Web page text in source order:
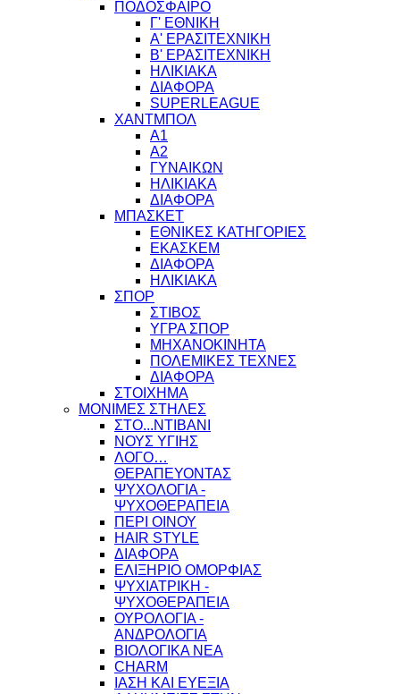
ΠΟΔΟΣΦΑΙΡΟ
Γ' ΕΘΝΙΚΗ
Α' ΕΡΑΣΙΤΕΧΝΙΚΗ
Β' ΕΡΑΣΙΤΕΧΝΙΚΗ
ΗΛΙΚΙΑΚΑ
ΔΙΑΦΟΡΑ
SUPERLEAGUE
ΧΑΝΤΜΠΟΛ
Α1
Α2
ΓΥΝΑΙΚΩΝ
ΗΛΙΚΙΑΚΑ
ΔΙΑΦΟΡΑ
ΜΠΑΣΚΕΤ
ΕΘΝΙΚΕΣ ΚΑΤΗΓΟΡΙΕΣ
ΕΚΑΣΚΕΜ
ΔΙΑΦΟΡΑ
ΗΛΙΚΙΑΚΑ
ΣΠΟΡ
ΣΤΙΒΟΣ
ΥΓΡΑ ΣΠΟΡ
ΜΗΧΑΝΟΚΙΝΗΤΑ
ΠΟΛΕΜΙΚΕΣ ΤΕΧΝΕΣ
ΔΙΑΦΟΡΑ
ΣΤΟΙΧΗΜΑ
ΜΟΝΙΜΕΣ ΣΤΗΛΕΣ
ΣΤΟ...ΝΤΙΒΑΝΙ
ΝΟΥΣ ΥΓΙΗΣ
ΛΟΓΟ…
ΘΕΡΑΠΕΥΟΝΤΑΣ
ΨΥΧΟΛΟΓΙΑ -
ΨΥΧΟΘΕΡΑΠΕΙΑ
ΠΕΡΙ ΟΙΝΟΥ
HAIR STYLE
ΔΙΑΦΟΡΑ
ΕΛΙΞΗΡΙΟ ΟΜΟΡΦΙΑΣ
ΨΥΧΙΑΤΡΙΚΗ -
ΨΥΧΟΘΕΡΑΠΕΙΑ
ΟΥΡΟΛΟΓΙΑ -
ΑΝΔΡΟΛΟΓΙΑ
ΒΙΟΛΟΓΙΚΑ ΝΕΑ
CHARM
ΙΑΣΗ ΚΑΙ ΕΥΕΞΙΑ